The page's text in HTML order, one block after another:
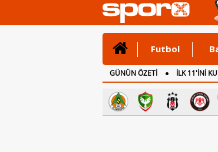
Futbol
GÜNÜN ÖZETİ İLK 11'İNİ
CANLI ANLATIM
İNGİLTERE